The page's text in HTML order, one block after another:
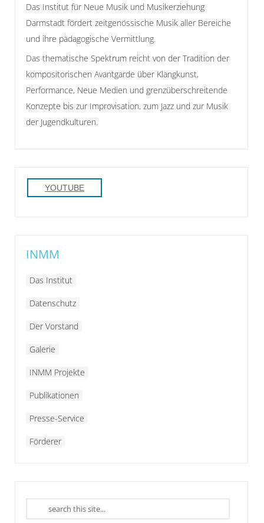
Das Institut für Neue Musik und Musikerziehung
Darmstadt fördert zeitgenössische Musik aller Bereiche
und ihre pädagogische Vermittlung.
Das thematische Spektrum reicht von der Tradition der
kompositorischen Avantgarde über Klangkunst,
Performance, Neue Medien und grenzüberschreitende
Konzepte bis zur Improvisation, zum Jazz und zur Musik
der Jugendkulturen.
YOUTUBE
INMM
Das Institut
Datenschutz
Der Vorstand
Galerie
INMM Projekte
Publikationen
Presse-Service
Förderer